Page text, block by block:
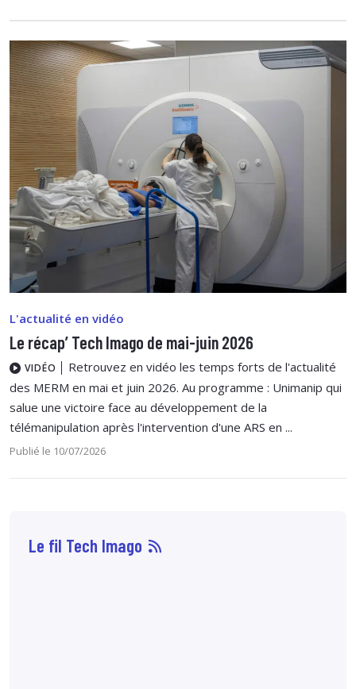
L'actualité en vidéo
Le récap’ Tech Imago de mai-juin 2026
VIDÉO
Retrouvez en vidéo les temps forts de l'actualité
des MERM en mai et juin 2026. Au programme : Unimanip qui
salue une victoire face au développement de la
télémanipulation après l'intervention d'une ARS en ...
Publié le 10/07/2026
Le fil Tech Imago